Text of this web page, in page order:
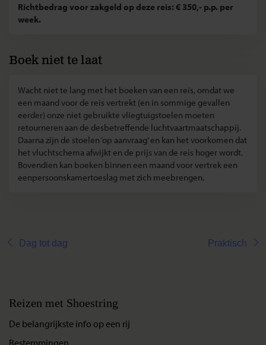
Richtbedrag voor zakgeld op deze reis: € 350,- p.p. per
week.
Boek niet te laat
Wacht niet te lang met het boeken van een reis, omdat we
een maand voor de reis vertrekt (en in sommige gevallen
eerder) onze niet gebruikte vliegtuigstoelen moeten
retourneren aan de desbetreffende luchtvaartmaatschappij.
Daarna zijn de stoelen ‘op aanvraag’ en kan het voorkomen dat
het vluchtschema afwijkt en de prijs van de reis hoger wordt.
Bovendien kan boeken binnen een maand voor vertrek een
eenpersoonskamertoeslag met zich meebrengen.
Dag tot dag Praktisch
Reizen met Shoestring
De belangrijkste info op een rij
Bestemmingen